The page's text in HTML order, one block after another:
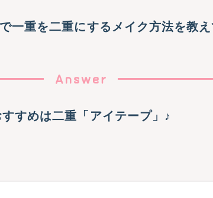
一重を二重にするメイク方法を教
すすめは二重「アイテープ」♪